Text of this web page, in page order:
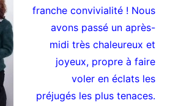
franche convivialité ! Nous
avons passé un après-
midi très chaleureux et
joyeux, propre à faire
voler en éclats les
préjugés les plus tenaces.